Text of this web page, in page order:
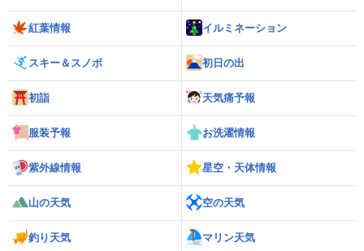
紅葉情報 イルミネーション
スキー＆スノボ 初日の出
初詣 天気痛予報
服装予報 お洗濯情報
紫外線情報 星空・天体情報
山の天気 空の天気
釣り天気 マリン天気